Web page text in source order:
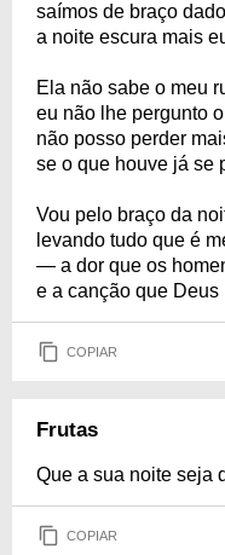
saímos de braço
a noite escura mais
Ela não sabe o meu
eu não lhe pergunto
não posso perder
se o que houve já se
Vou pelo braço da
levando tudo que é
— a dor que os
e a canção que Deus
COPIAR
Frutas
Que a sua noite seja
COPIAR